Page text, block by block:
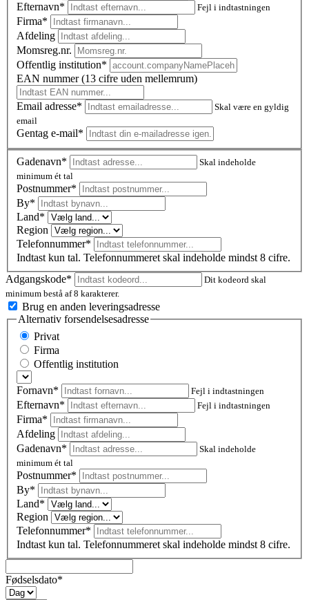
Efternavn* Fejl i indtastningen
Firma*
Afdeling
Momsreg.nr.
Offentlig institution*
EAN nummer (13 cifre uden mellemrum)
Email adresse*
Skal være en gyldig
email
Gentag e-mail*
Gadenavn*
Skal indeholde
minimum ét tal
Postnummer*
By*
Land*
Region
Telefonnummer*
Indtast kun tal. Telefonnummeret skal indeholde mindst 8 cifre.
Adgangskode*
Dit kodeord skal
minimum bestå af 8 karakterer.
Brug en anden leveringsadresse
Alternativ forsendelsesadresse
Privat
Firma
Offentlig institution
Fornavn* Fejl i indtastningen
Efternavn* Fejl i indtastningen
Firma*
Afdeling
Gadenavn*
Skal indeholde
minimum ét tal
Postnummer*
By*
Land*
Region
Telefonnummer*
Indtast kun tal. Telefonnummeret skal indeholde mindst 8 cifre.
Fødselsdato*